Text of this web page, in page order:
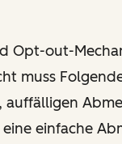
Opt-out-
muss
auffälligen
eine einfache